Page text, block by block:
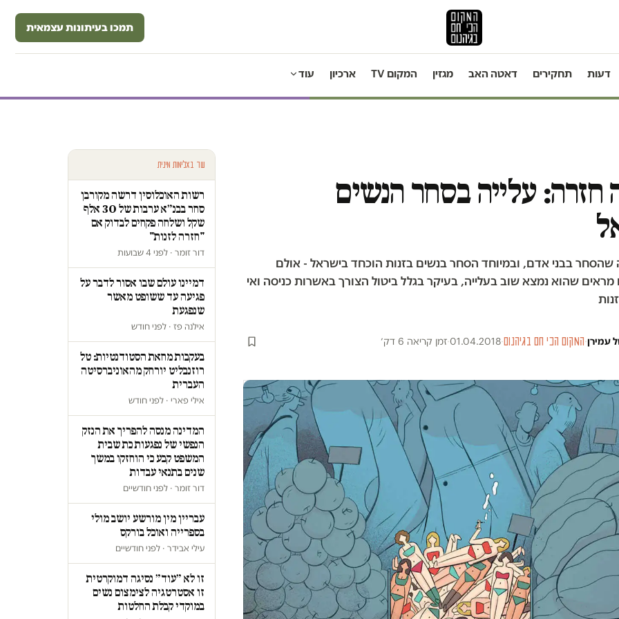
תמכו בעיתונות עצמאית
דעות תחקירים דאטה האב מגזין המקום TV ארכיון עוד
חזרה: עלייה בסחר הנשים
שהסחר בבני אדם, ובמיוחד הסחר בנשים בזנות הוכחד בישראל - אולם
מראים שהוא נמצא שוב בעלייה, בעיקר בגלל ביטול הצורך באשרות כניסה ואי
עמירן·המקום הכי חם בגיהנום·
01.04.2018
·זמן קריאה 6 דק׳
עוד באלימות מינית
רשות האוכלוסין דרשה מקורבן
סחר בבנ״א ערבות של 30 אלף
שקל ושלחה פקחים לבדוק אם
"חזרה לזנות"
דור זומר · לפני 4 שבועות
דמיינו עולם שבו אסור לדבר על
פגיעה עד ששופט מאשר
שנפגעת
אילנה פז · לפני חודש
בעקבות מחאת הסטודנטיות: טל
רוזנבליט יורחק מהאוניברסיטה
העברית
אילי פארי · לפני חודש
המדינה מנסה להפריך את הנזק
הנפשי של נפגעות כת שבית
המשפט קבע כי הוחזקו במשך
שנים בתנאי עבדות
דור זומר · לפני חודשיים
עבריין מין מורשע יושב מולי
בספרייה ואוכל בורקס
עילי אבידר · לפני חודשיים
זו לא ״עוד״ נסיגה דמוקרטית
זו אסטרטגיה לצימצום נשים
במוקדי קבלת החלטות